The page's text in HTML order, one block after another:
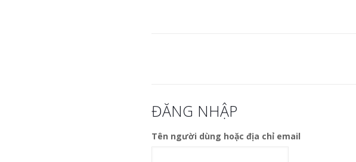
ĐĂNG NHẬP
Tên người dùng hoặc địa chỉ email